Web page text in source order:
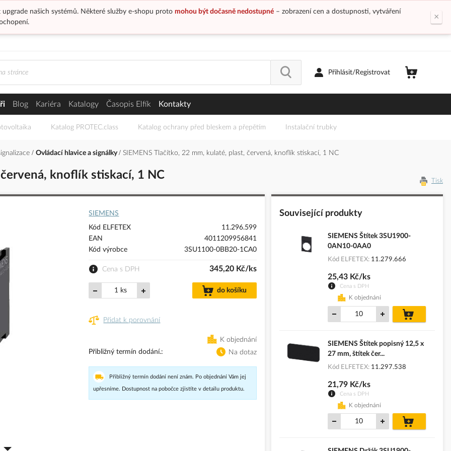
našich systémů. Některé služby e-shopu proto mohou být dočasně nedostupné– zobrazení cen a dostupnosti, vytváření
×
Přihlásit/Registrovat
Blog Kariéra Katalogy Časopis Elfík Kontakty
Katalog PROTEC.class Katalog ochrany před bleskem a přepětím Instalační trubky
Ovládací hlavice a signálky SIEMENS Tlačítko, 22 mm, kulaté, plast, červená, knoflík stiskací, 1 NC
knoflík stiskací, 1 NC Tisk
SIEMENS
Kód ELFETEX
11.296.599
EAN
4011209956841
Kód výrobce
3SU1100-0BB20-1CA0
Cena s DPH 345,20 Kč/ks
ks do košíku
Přidat k porovnání
K objednání
Přibližný termín dodání.
Na dotaz
Přibližný termín dodání není znám. Po objednání Vám jej
upřesníme. Dostupnost na pobočce zjistíte v detailu produktu.
Související produkty
SIEMENS Štítek 3SU1900-
0AN10-0AA0
Kód ELFETEX 11.279.666
Cena s DPH
25,43 Kč/ks
K objednání
košíku
SIEMENS Štítek popisný 12,5 x
27 mm, štítek čer...
Kód ELFETEX 11.297.538
Cena s DPH
21,79 Kč/ks
K objednání
košíku